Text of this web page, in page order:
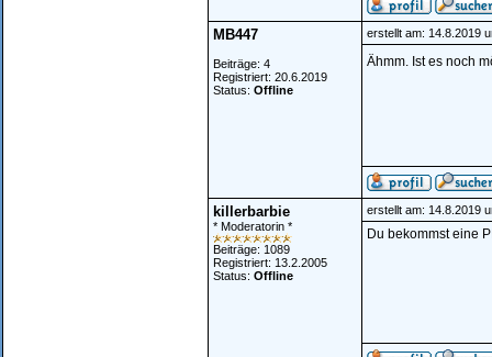
MB447
Beiträge: 4
Registriert: 20.6.2019
Status: Offline
erstellt am: 14.8.2019
Ähmm. Ist es noch
killerbarbie
* Moderatorin *
Beiträge: 1089
Registriert: 13.2.2005
Status: Offline
erstellt am: 14.8.2019
Du bekommst eine